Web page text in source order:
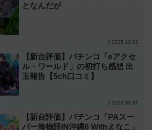
となんだが
2025.12.31
【新台評価】パチンコ「eアクセ
ル・ワールド」の初打ち感想 出
玉報告【5ch口コミ】
2026.08.07
【新台評価】パチンコ「PAスー
パー海物語IN沖縄6 Withえなこ」